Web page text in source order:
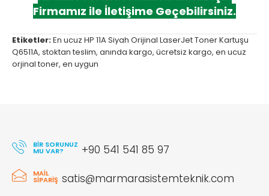
Firmamız ile İletişime Geçebilirsiniz.
Etiketler:En ucuz HP 11A Siyah Orijinal LaserJet Toner Kartuşu
Q6511A, stoktan teslim, anında kargo, ücretsiz kargo, en ucuz
orjinal toner, en uygun
BIR SORUNUZ
MU VAR? +90 541 541 85 97
MAIL
SIPARIŞ satis@marmarasistemteknik.com